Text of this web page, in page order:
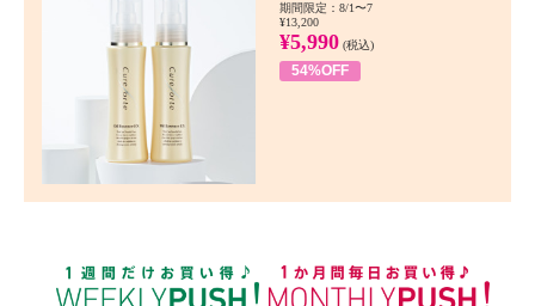
期間限定：8/1〜7
¥13,200
¥5,990 (税込)
54%OFF